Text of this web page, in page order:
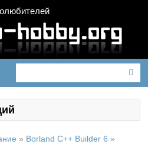
» Borland C++ Builder 6 »